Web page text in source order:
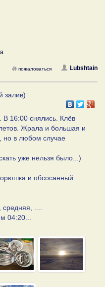
Lubshtain
пожаловаться
залив)
В 16:00 снялись. Клёв
Жрала и большая и
но в любом случае
уже нельзя было...)
и обсосанный
....
04:20...